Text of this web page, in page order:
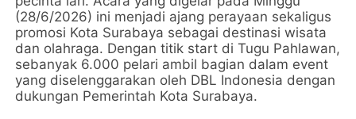
(28/6/2026) ini menjadi ajang perayaan sekaligus
promosi Kota Surabaya sebagai destinasi wisata
dan olahraga. Dengan titik start di Tugu Pahlawan,
sebanyak 6.000 pelari ambil bagian dalam event
yang diselenggarakan oleh DBL Indonesia dengan
dukungan Pemerintah Kota Surabaya.